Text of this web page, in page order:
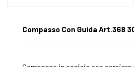
Compasso Con Guida Art.368